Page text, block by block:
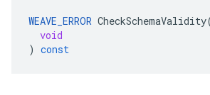
WEAVE_ERROR CheckSchemaValidity
void
) const